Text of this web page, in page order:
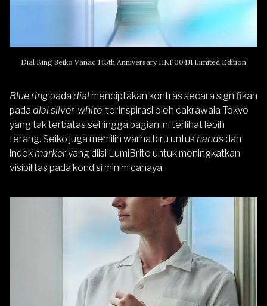
Dial King Seiko Vanac 145th Anniversary HKF004J1 Limited Edition
Blue ringpada dialmenciptakan kontras secara signifikan
pada dial silver-white, terinspirasi oleh cakrawala Tokyo
yang tak terbatas sehingga bagian ini terlihat lebih
terang. Seiko juga memilih warna biru untukhandsdan
indekmarkeryang diisi LumiBrite untuk meningkatkan
visibilitas pada kondisi minim cahaya.